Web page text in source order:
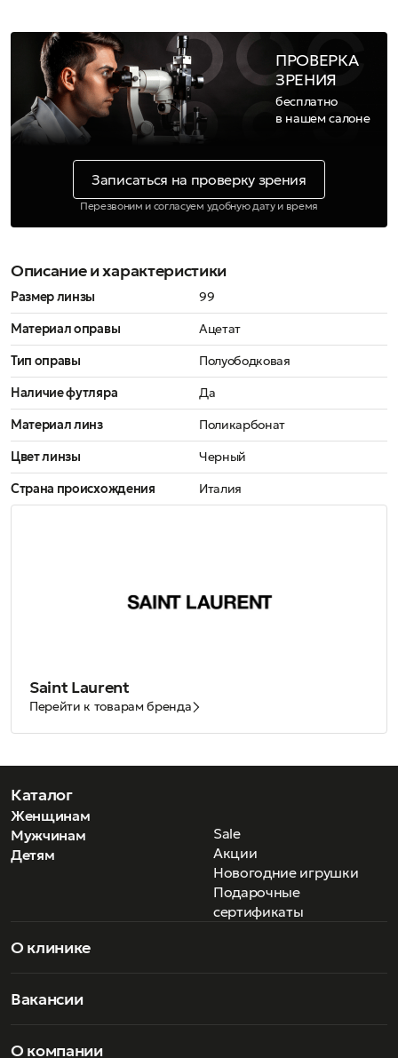
ПРОВЕРКА
ЗРЕНИЯ
бесплатно
в нашем салоне
Записаться на проверку зрения
Перезвоним и согласуем удобную дату и время
Описание и характеристики
Размер линзы
99
Материал оправы
Ацетат
Тип оправы
Полуободковая
Наличие футляра
Да
Материал линз
Поликарбонат
Цвет линзы
Черный
Страна происхождения
Италия
Saint Laurent
Перейти к товарам бренда
Каталог
Женщинам
Мужчинам
Детям
Sale
Акции
Новогодние игрушки
Подарочные
сертификаты
О клинике
Вакансии
О компании